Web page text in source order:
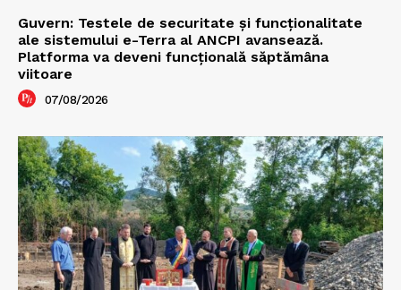
Guvern: Testele de securitate și funcționalitate
ale sistemului e-Terra al ANCPI avansează.
Platforma va deveni funcțională săptămâna
viitoare
07/08/2026